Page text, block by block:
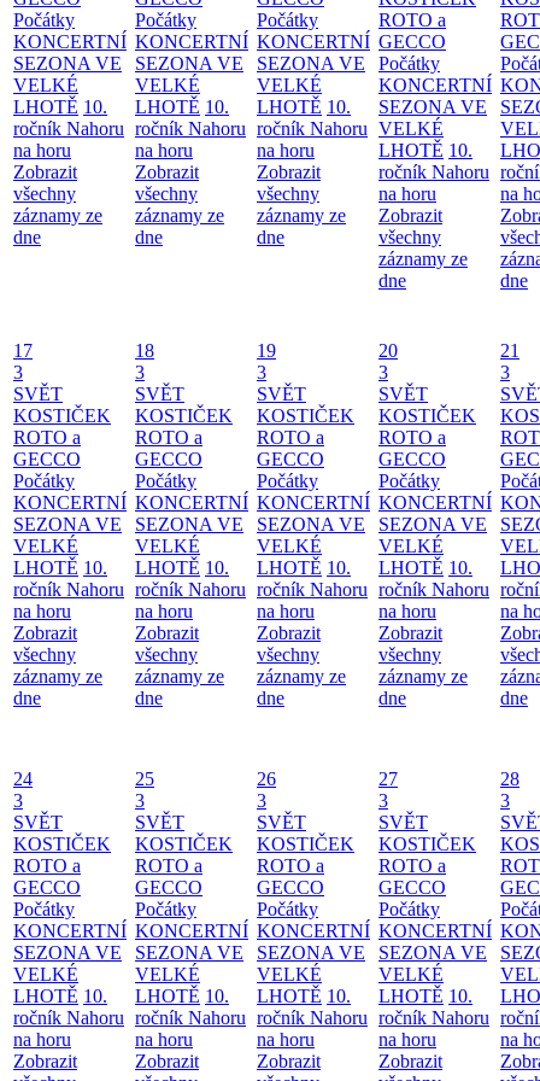
Počátky
KONCERTNÍ
SEZONA VE
VELKÉ
LHOTĚ 10.
ročník Nahoru
na horu
Zobrazit
všechny
záznamy ze
dne
Počátky
KONCERTNÍ
SEZONA VE
VELKÉ
LHOTĚ 10.
ročník Nahoru
na horu
Zobrazit
všechny
záznamy ze
dne
Počátky
KONCERTNÍ
SEZONA VE
VELKÉ
LHOTĚ 10.
ročník Nahoru
na horu
Zobrazit
všechny
záznamy ze
dne
ROTO a
GECCO
Počátky
KONCERTNÍ
SEZONA VE
VELKÉ
LHOTĚ 10.
ročník Nahoru
na horu
Zobrazit
všechny
záznamy ze
dne
na
dne
17
3
SVĚT
KOSTIČEK
ROTO a
GECCO
Počátky
KONCERTNÍ
SEZONA VE
VELKÉ
LHOTĚ 10.
ročník Nahoru
na horu
Zobrazit
všechny
záznamy ze
dne
18
3
SVĚT
KOSTIČEK
ROTO a
GECCO
Počátky
KONCERTNÍ
SEZONA VE
VELKÉ
LHOTĚ 10.
ročník Nahoru
na horu
Zobrazit
všechny
záznamy ze
dne
19
3
SVĚT
KOSTIČEK
ROTO a
GECCO
Počátky
KONCERTNÍ
SEZONA VE
VELKÉ
LHOTĚ 10.
ročník Nahoru
na horu
Zobrazit
všechny
záznamy ze
dne
20
3
SVĚT
KOSTIČEK
ROTO a
GECCO
Počátky
KONCERTNÍ
SEZONA VE
VELKÉ
LHOTĚ 10.
ročník Nahoru
na horu
Zobrazit
všechny
záznamy ze
dne
21
3
na
dne
24
3
SVĚT
KOSTIČEK
ROTO a
GECCO
Počátky
KONCERTNÍ
SEZONA VE
VELKÉ
LHOTĚ 10.
ročník Nahoru
na horu
Zobrazit
25
3
SVĚT
KOSTIČEK
ROTO a
GECCO
Počátky
KONCERTNÍ
SEZONA VE
VELKÉ
LHOTĚ 10.
ročník Nahoru
na horu
Zobrazit
26
3
SVĚT
KOSTIČEK
ROTO a
GECCO
Počátky
KONCERTNÍ
SEZONA VE
VELKÉ
LHOTĚ 10.
ročník Nahoru
na horu
Zobrazit
27
3
SVĚT
KOSTIČEK
ROTO a
GECCO
Počátky
KONCERTNÍ
SEZONA VE
VELKÉ
LHOTĚ 10.
ročník Nahoru
na horu
Zobrazit
28
3
na